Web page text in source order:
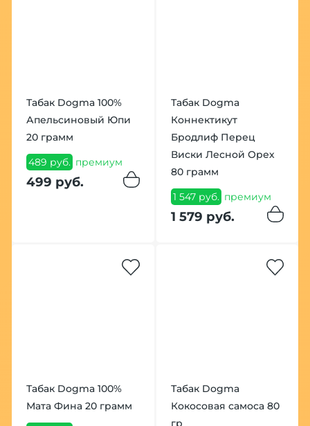
Табак Dogma 100%
Апельсиновый Юпи
20 грамм
489 руб. премиум
499 руб.
Табак Dogma
Коннектикут
Бродлиф Перец
Виски Лесной Орех
80 грамм
1 547 руб. премиум
1 579 руб.
Табак Dogma 100%
Мата Фина 20 грамм
Табак Dogma
Кокосовая самоса 80
гр